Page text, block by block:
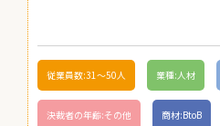
従業員数:31〜50人 業種:人材
決裁者の年齢:その他 商材:BtoB